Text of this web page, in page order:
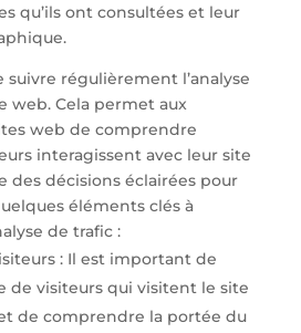
qu’ils ont consultées et leur
régulièrement l’analyse
web. Cela permet aux
web de comprendre
interagissent avec leur site
des décisions éclairées pour
éléments clés à
de trafic :
: Il est important de
de visiteurs qui visitent le site
de comprendre la portée du